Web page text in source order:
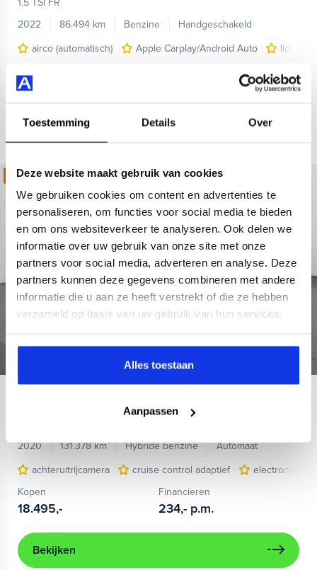
Toestemming Details Over
Deze website maakt gebruik van cookies
We gebruiken cookies om content en advertenties te
personaliseren, om functies voor social media te bieden
en om ons websiteverkeer te analyseren. Ook delen we
informatie over uw gebruik van onze site met onze
partners voor social media, adverteren en analyse. Deze
partners kunnen deze gegevens combineren met andere
informatie die u aan ze heeft verstrekt of die ze hebben
verzameld op basis van uw gebruik van hun services.
Alles toestaan
Aanpassen
2022
86.494 km Benzine
Handgeschakeld
airco (automatisch)
Apple Carplay/Android Auto
18.495,-
Bekijken
Kies jouw zomerdeal!
2020
131.378 km Hybride benzine
Automaat
achteruitrijcamera
cruise control adaptief
electronic
Kopen
18.495,-
Financieren
234,- p.m.
Bekijken